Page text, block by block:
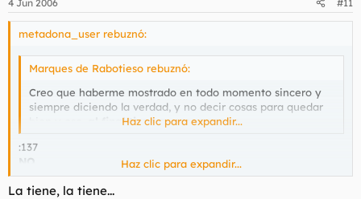
4 Jun 2006 #11
metadona_user rebuznó:
Marques de Rabotieso rebuznó:
Creo que haberme mostrado en todo momento sincero y
siempre diciendo la verdad, y no decir cosas para quedar
al final tiene su recompensa.
Haz clic para expandir...
:137
NO
Por lo demas suerte.
Haz clic para expandir...
La tiene, la tiene...